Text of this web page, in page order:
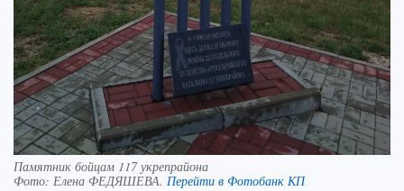
Памятник бойцам 117 укрепрайона
Фото: Елена ФЕДЯШЕВА. Перейти в Фотобанк КП